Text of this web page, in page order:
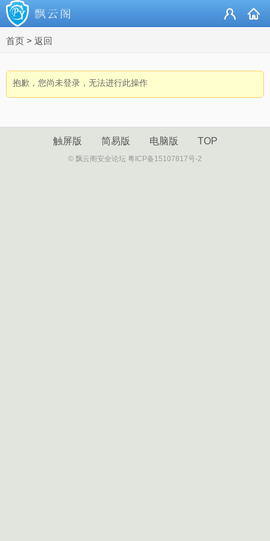
首页 > 返回
抱歉，您尚未登录，无法进行此操作
触屏版 简易版 电脑版 TOP
© 飘云阁安全论坛 粤ICP备15107817号-2